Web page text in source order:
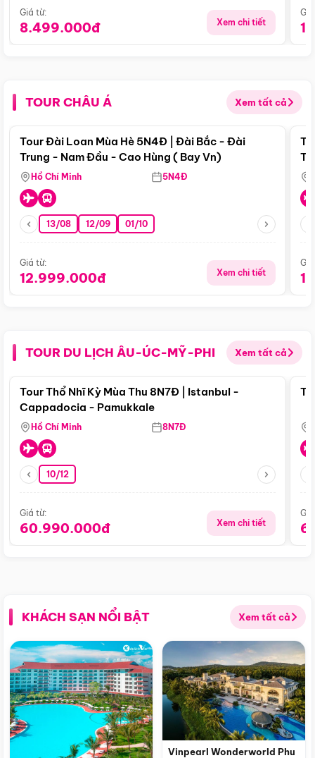
Giá từ:
8.499.000đ Xem chi tiết
TOUR CHÂU Á Xem tất cả
Điểm nổi bật
Tour Đài Loan Mùa Hè 5N4Đ | Đài Bắc - Đài
Trung - Nam Đầu - Cao Hùng ( Bay Vn)
Hồ Chí Minh 5N4Đ
13/08 12/09 01/10
Giá từ:
12.999.000đ Xem chi tiết
TOUR DU LỊCH ÂU-ÚC-MỸ-PHI Xem tất cả
Điểm nổi bật
Tour Thổ Nhĩ Kỳ Mùa Thu 8N7Đ | Istanbul -
Cappadocia - Pamukkale
Hồ Chí Minh 8N7Đ
10/12
Giá từ:
60.990.000đ Xem chi tiết
KHÁCH SẠN NỔI BẬT Xem tất cả
Vinpearl Wonderworld Phu